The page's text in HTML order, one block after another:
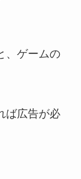
、ゲームの
ば広告が必